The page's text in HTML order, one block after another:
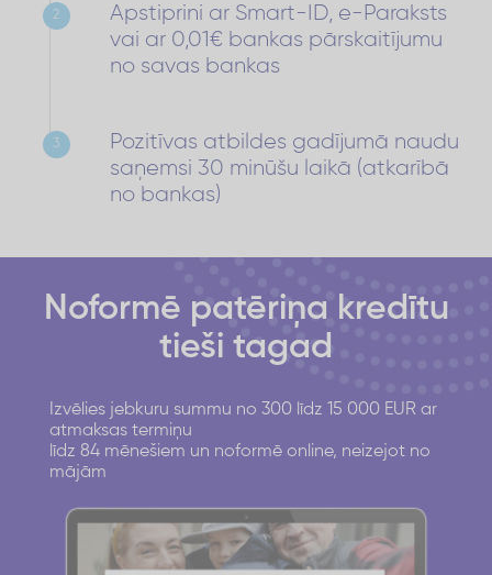
2
Apstiprini ar Smart-ID, e-Paraksts
vai ar 0,01€ bankas pārskaitījumu
no savas bankas
3
Pozitīvas atbildes gadījumā naudu
saņemsi 30 minūšu laikā (atkarībā
no bankas)
Noformē patēriņa kredītu
tieši tagad
Izvēlies jebkuru summu no 300 līdz 15 000 EUR ar
atmaksas termiņu
līdz 84 mēnešiem un noformē online, neizejot no
mājām